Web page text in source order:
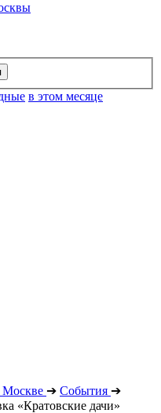
в этом месяце
➔ События ➔
«Кратовские дачи»